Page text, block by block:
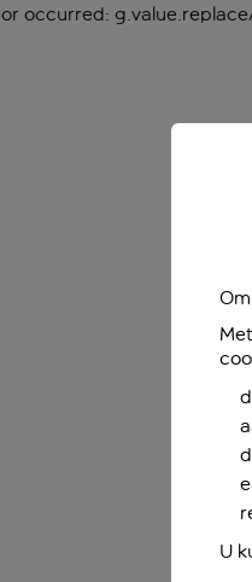
occurred:
U